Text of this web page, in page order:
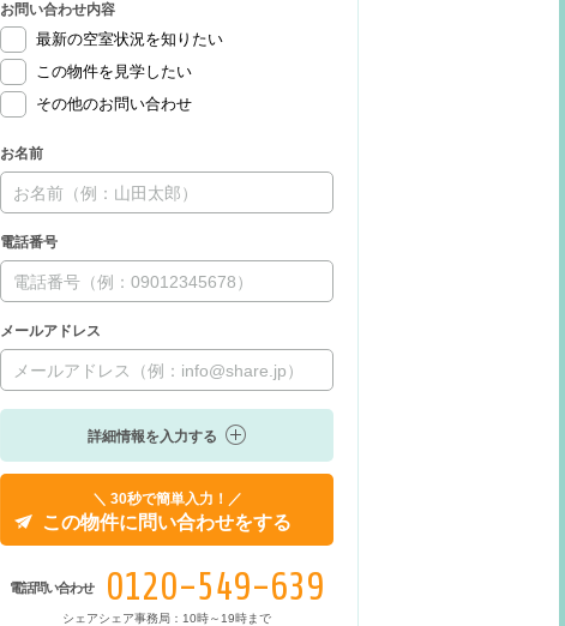
お問い合わせ内容
最新の空室状況を知りたい
この物件を見学したい
その他のお問い合わせ
お名前
電話番号
メールアドレス
詳細情報を入力する
＼ 30秒で簡単入力！／
この物件に問い合わせをする
電話問い合わせ 0120-549-639
シェアシェア事務局：10時～19時まで